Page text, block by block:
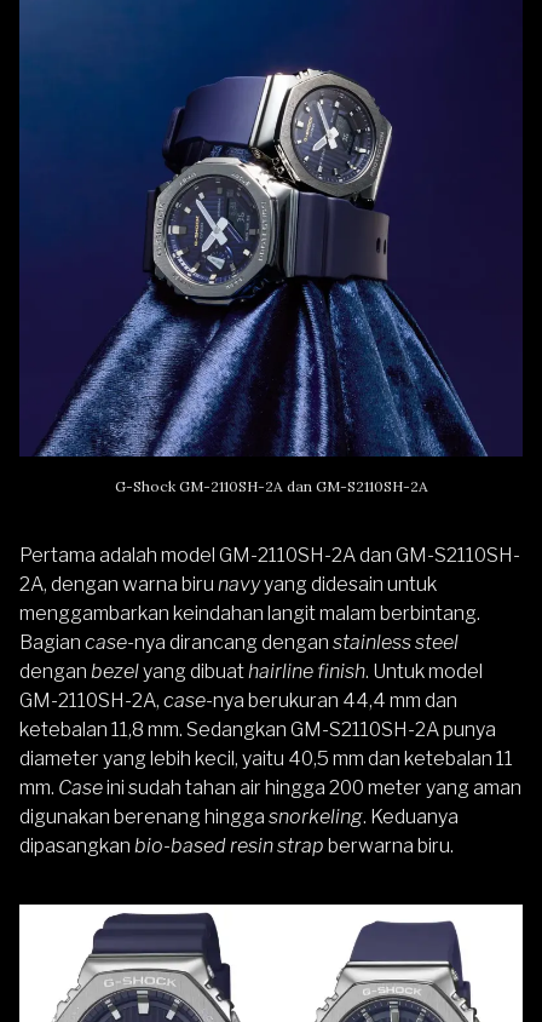
G-Shock GM-2110SH-2A dan GM-S2110SH-2A
Pertama adalah model GM-2110SH-2A dan GM-S2110SH-
2A, dengan warna biru navyyang didesain untuk
menggambarkan keindahan langit malam berbintang.
Bagian case-nya dirancang dengan stainless steel
dengan bezelyang dibuathairline finish. Untuk model
GM-2110SH-2A, case-nya berukuran 44,4 mm dan
ketebalan 11,8 mm. Sedangkan GM-S2110SH-2A punya
diameter yang lebih kecil, yaitu 40,5 mm dan ketebalan 11
mm. Caseini sudah tahan air hingga 200 meter yang aman
digunakan berenang hingga snorkeling. Keduanya
dipasangkan bio-based resinstrap berwarna biru.